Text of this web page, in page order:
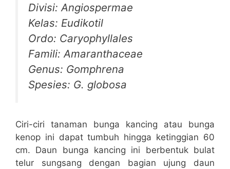
Divisi: Angiospermae
Kelas: Eudikotil
Ordo: Caryophyllales
Famili: Amaranthaceae
Genus: Gomphrena
Spesies: G. globosa
Ciri-ciri tanaman bunga kancing atau bunga
kenop ini dapat tumbuh hingga ketinggian 60
cm. Daun bunga kancing ini berbentuk bulat
telur sungsang dengan bagian ujung daun